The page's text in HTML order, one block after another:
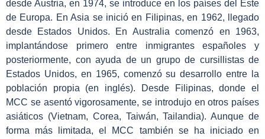
desde Austria, en 1974, se introduce en los países del Este
de Europa. En Asia se inició en Filipinas, en 1962, llegado
desde Estados Unidos. En Australia comenzó en 1963,
implantándose primero entre inmigrantes españoles y
posteriormente, con ayuda de un grupo de cursillistas de
Estados Unidos, en 1965, comenzó su desarrollo entre la
población propia (en inglés). Desde Filipinas, donde el
MCC se asentó vigorosamente, se introdujo en otros países
asiáticos (Vietnam, Corea, Taiwán, Tailandia). Aunque de
forma más limitada, el MCC también se ha iniciado en